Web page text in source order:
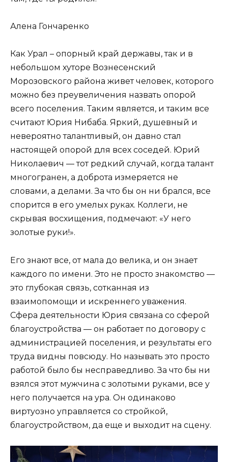
Алена Гончаренко
Как Урал – опорный край державы, так и в
небольшом хуторе Вознесенский
Морозовского района живет человек, которого
можно без преувеличения назвать опорой
всего поселения. Таким является, и таким все
считают Юрия Нибаба. Яркий, душевный и
невероятно талантливый, он давно стал
настоящей опорой для всех соседей. Юрий
Николаевич — тот редкий случай, когда талант
многогранен, а доброта измеряется не
словами, а делами. За что бы он ни брался, все
спорится в его умелых руках. Коллеги, не
скрывая восхищения, подмечают: «У него
золотые руки!».
Его знают все, от мала до велика, и он знает
каждого по имени. Это не просто знакомство —
это глубокая связь, сотканная из
взаимопомощи и искреннего уважения.
Сфера деятельности Юрия связана со сферой
благоустройства — он работает по договору с
администрацией поселения, и результаты его
труда видны повсюду. Но называть это просто
работой было бы несправедливо. За что бы ни
взялся этот мужчина с золотыми руками, все у
него получается на ура. Он одинаково
виртуозно управляется со стройкой,
благоустройством, да еще и выходит на сцену.